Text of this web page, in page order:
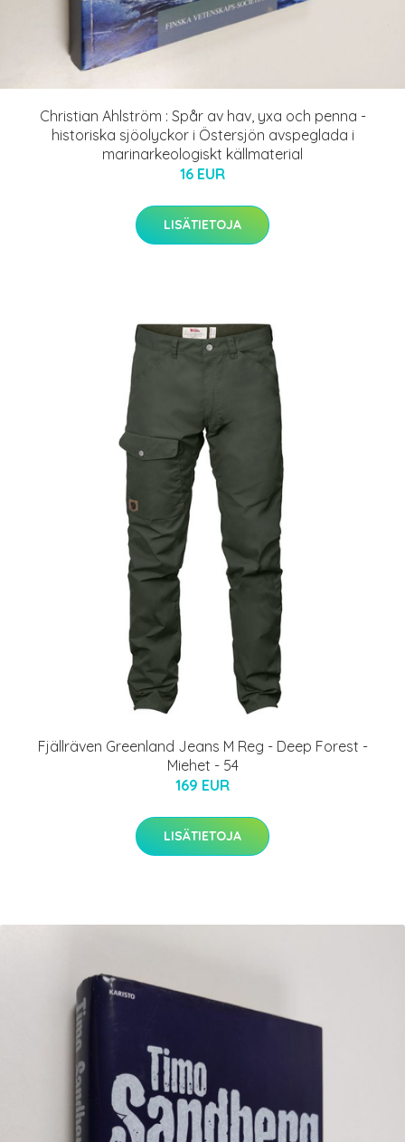
Christian Ahlström : Spår av hav, yxa och penna -
historiska sjöolyckor i Östersjön avspeglada i
marinarkeologiskt källmaterial
16 EUR
LISÄTIETOJA
Fjällräven Greenland Jeans M Reg - Deep Forest -
Miehet - 54
169 EUR
LISÄTIETOJA